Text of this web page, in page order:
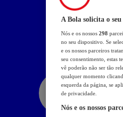
A Bola solicita o
Nós e os nossos 298
no seu dispositivo. Se
e os nossos parceiros
seu consentimento, estas
vê poderão não ser tão
qualquer momento
esquerda da página, se
de privacidade.
Nós e os nossos